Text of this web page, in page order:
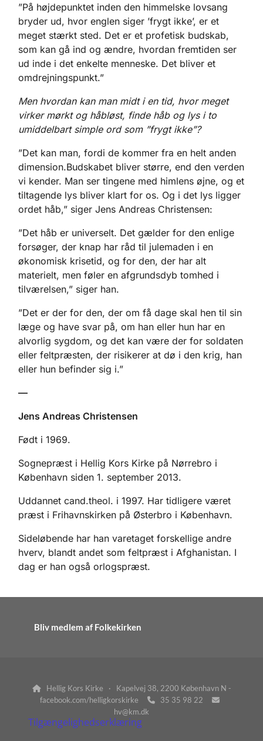
”På højdepunktet inden den himmelske lovsang
bryder ud, hvor englen siger ’frygt ikke’, er et
meget stærkt sted. Det er et profetisk budskab,
som kan gå ind og ændre, hvordan fremtiden ser
ud inde i det enkelte menneske. Det bliver et
omdrejningspunkt.”
Men hvordan kan man midt i en tid, hvor meget
virker mørkt og håbløst, finde håb og lys i to
umiddelbart simple ord som ”frygt ikke”?
”Det kan man, fordi de kommer fra en helt anden
dimension.Budskabet bliver større, end den verden
vi kender. Man ser tingene med himlens øjne, og et
tiltagende lys bliver klart for os. Og i det lys ligger
ordet håb,” siger Jens Andreas Christensen:
”Det håb er universelt. Det gælder for den enlige
forsøger, der knap har råd til julemaden i en
økonomisk krisetid, og for den, der har alt
materielt, men føler en afgrundsdyb tomhed i
tilværelsen,” siger han.
”Det er der for den, der om få dage skal hen til sin
læge og have svar på, om han eller hun har en
alvorlig sygdom, og det kan være der for soldaten
eller feltpræsten, der risikerer at dø i den krig, han
eller hun befinder sig i.”
—
Jens Andreas Christensen
Født i 1969.
Sognepræst i Hellig Kors Kirke på Nørrebro i
København siden 1. september 2013.
Uddannet cand.theol. i 1997. Har tidligere været
præst i Frihavnskirken på Østerbro i København.
Sideløbende har han varetaget forskellige andre
hverv, blandt andet som feltpræst i Afghanistan. I
dag er han også orlogspræst.
Bliv medlem af Folkekirken
Hellig Kors Kirke · Kapelvej 38, 2200 København N -
facebook.com/helligkorskirke
 35 35 98 22 
hv@km.dk
Tilgængelighedserklæring